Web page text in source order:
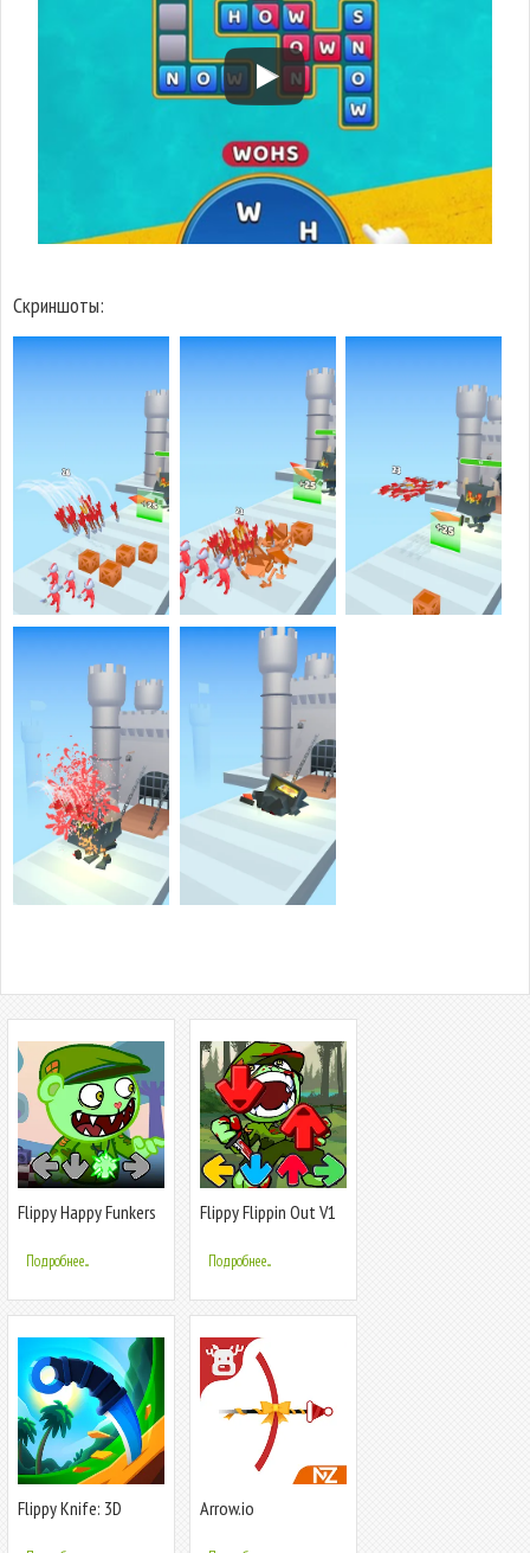
Скриншоты:
Flippy Happy Funkers
Подробнее...
Flippy Flippin Out V1
Подробнее...
Flippy Knife: 3D
Arrow.io